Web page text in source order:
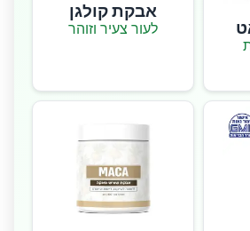
אבקת קולגן
לעור צעיר וזוהר